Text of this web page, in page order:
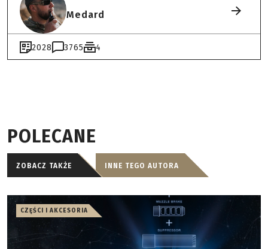
Medard
2028 3765 4
POLECANE
ZOBACZ TAKŻE INNE TEGO AUTORA
CZĘŚCI I AKCESORIA